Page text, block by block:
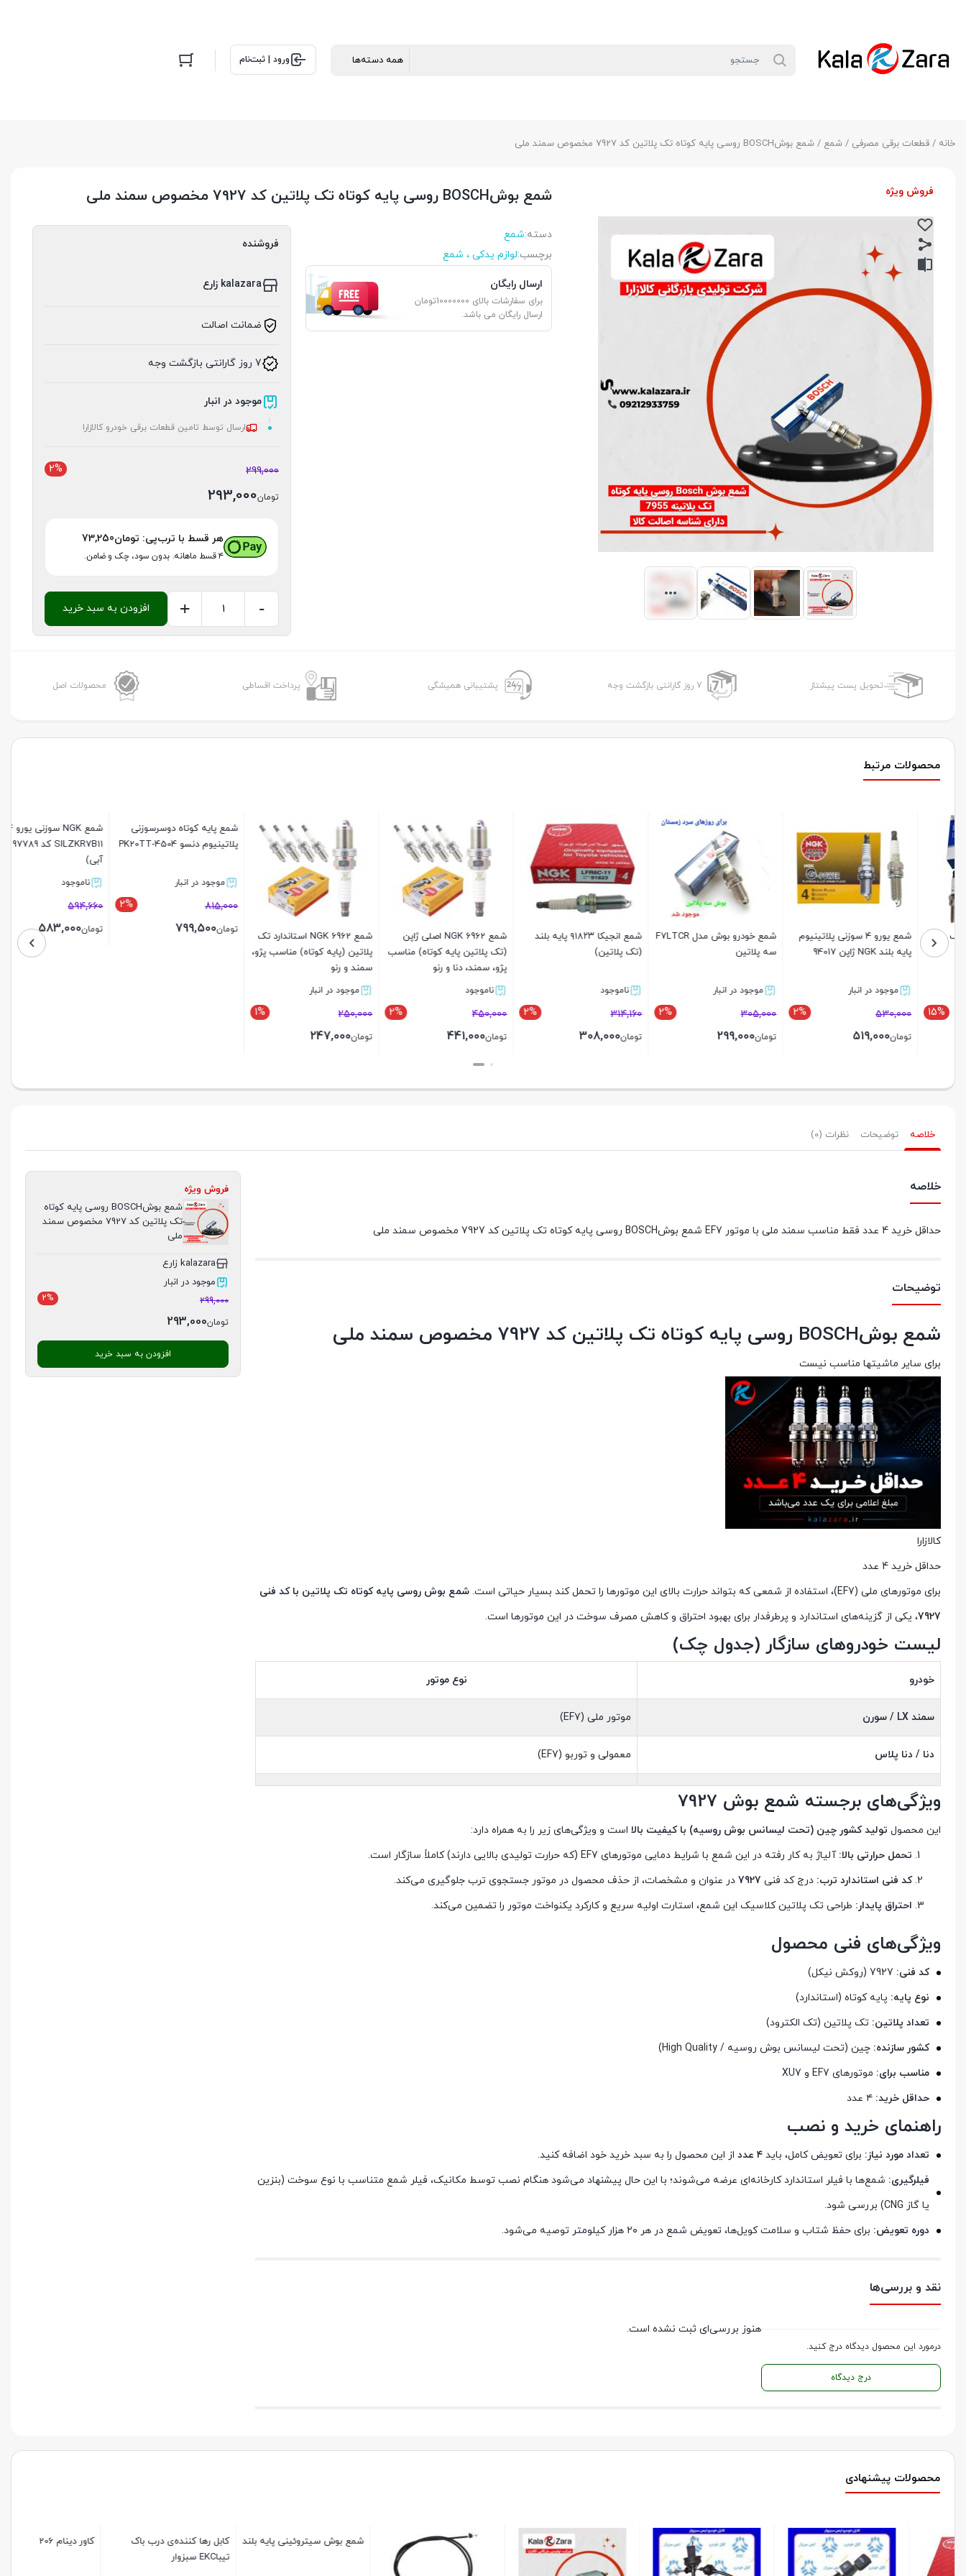
ورود | ثبت‌نام
خانه / قطعات برقی مصرفی / شمع / شمع بوشBOSCH روسی پایه کوتاه تک پلاتین کد 7927 مخصوص سمند ملی
فروش ویژه شمع بوشBOSCH روسی پایه کوتاه تک پلاتین کد 7927 مخصوص سمند ملی
دسته:شمع
برچسب:لوازم یدکی ، شمع
ارسال رایگان
برای سفارشات بالای 10000000تومان
ارسال رایگان می باشد.
فروشنده
kalazara زارع
ضمانت اصالت
7 روز گارانتی بازگشت وجه
موجود در انبار
ارسال توسط تامین قطعات برقی خودرو کالازارا
2% 299,000
تومان293,000
هر قسط با ترب‌پی: تومان73,250
۴ قسط ماهانه. بدون سود، چک و ضامن.
بوشBOSCH
پلاتین
ملی
عدد
-
+ افزودن به سبد خرید
تحویل پست پیشتاز 7 روز گارانتی بازگشت وجه پشتیبانی همیشگی پرداخت اقساطی محصولات اصل
محصولات مرتبط
شمع یورو ۴ سوزنی پلاتینیوم
پایه بلند NGK ژاپن 94017
موجود در انبار
530,000
519,000
شمع خودرو بوش مدل F7LTCR
سه پلاتین
موجود در انبار
305,000
299,000
شمع انجیکا ۹۱۸۲۳ پایه بلند
(تک پلاتین)
ناموجود
314,160
308,000
شمع 6962 NGK اصلی ژاپن
(تک پلاتین پایه کوتاه) مناسب
پژو، سمند، دنا و رنو
ناموجود
450,000
441,000
شمع 6962 NGK استاندارد تک
پلاتین (پایه کوتاه) مناسب پژو،
سمند و رنو
موجود در انبار
250,000
247,000
شمع پایه کوتاه دوسرسوزنی
پلاتینیوم دنسو PK20TT-4504
موجود در انبار
815,000
تومان 799,500
شمع NGK سوزنی یورو 4 مدل
SILZKR7B11 کد 97789 (کارتن
ناموجود
594,660
583,000
خلاصه توضیحات نظرات (0)
خلاصه
حداقل خرید 4 عدد فقط مناسب سمند ملی با موتور EF7 شمع بوشBOSCH روسی پایه کوتاه تک پلاتین کد 7927 مخصوص سمند ملی
توضیحات
شمع بوشBOSCH روسی پایه کوتاه تک پلاتین کد 7927 مخصوص سمند ملی
برای سایر ماشیتها مناسب نیست
کالازارا
حداقل خرید 4 عدد
برای موتورهای ملی (EF7)، استفاده از شمعی که بتواند حرارت بالای این موتورها را تحمل کند بسیار حیاتی است.
شمع بوش روسی پایه کوتاه تک پلاتین با کد فنی
7927، یکی از گزینه‌های استاندارد و پرطرفدار برای بهبود احتراق و کاهش مصرف سوخت در این موتورها است.
لیست خودروهای سازگار (جدول چک)
خودرو نوع موتور
سمند LX / سورن موتور ملی (EF7)
دنا / دنا پلاس معمولی و توربو (EF7)
ویژگی‌های برجسته شمع بوش 7927
این محصول تولید کشور چین (تحت لیسانس بوش روسیه) با کیفیت بالا است و ویژگی‌های زیر را به همراه دارد:
تحمل حرارتی بالا: آلیاژ به کار رفته در این شمع با شرایط دمایی موتورهای EF7 (که حرارت تولیدی بالایی دارند) کاملاً سازگار است.
کد فنی استاندارد ترب: درج کد فنی 7927 در عنوان و مشخصات، از حذف محصول در موتور جستجوی ترب جلوگیری می‌کند.
احتراق پایدار: طراحی تک پلاتین کلاسیک این شمع، استارت اولیه سریع و کارکرد یکنواخت موتور را تضمین می‌کند.
ویژگی‌های فنی محصول
کد فنی:
نوع پایه: پایه کوتاه (استاندارد)
تعداد پلاتین: تک پلاتین (تک الکترود)
کشور سازنده: چین (تحت لیسانس بوش روسیه / High Quality)
مناسب برای: موتورهای EF7 و XU7
حداقل خرید:
راهنمای خرید و نصب
تعداد مورد نیاز: برای تعویض کامل، باید ۴ عدد
از این محصول را به سبد خرید خود اضافه کنید.
فیلرگیری: شمع‌ها با فیلر استاندارد کارخانه‌ای عرضه می‌شوند؛ با این حال پیشنهاد می‌شود هنگام نصب توسط مکانیک، فیلر شمع متناسب با نوع سوخت (بنزین
یا گاز CNG) بررسی شود.
دوره تعویض: برای حفظ شتاب و سلامت کویل‌ها، تعویض شمع در هر ۲۰ هزار کیلومتر توصیه می‌شود.
نقد و بررسی‌ها
درمورد این محصول دیدگاه درج کنید.
درج دیدگاه
هنوز بررسی‌ای ثبت نشده است.
فروش ویژه
شمع بوشBOSCH روسی پایه کوتاه
تک پلاتین کد 7927 مخصوص سمند
ملی
kalazara زارع
موجود در انبار
2%
299,000
تومان293,000
افزودن به سبد خرید
محصولات پیشنهادی
شمع بوش سیتروئینی پایه بلند
کابل رها کننده‌ی درب باک
کاور دینام 206